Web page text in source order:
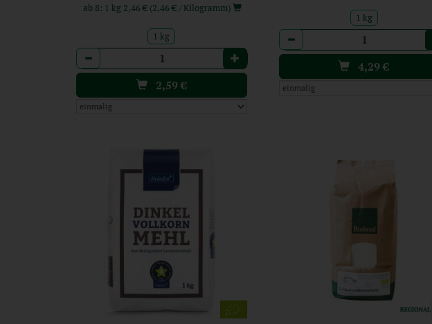
ab 8: 1 kg 2,46 € (2,46 € / Kilogramm)
1 kg
Anzahl
2,59€
1 kg
Anzahl
4,29€